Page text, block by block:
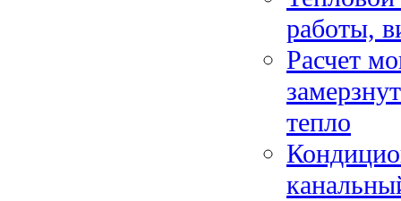
работы,
Расчет
тепло